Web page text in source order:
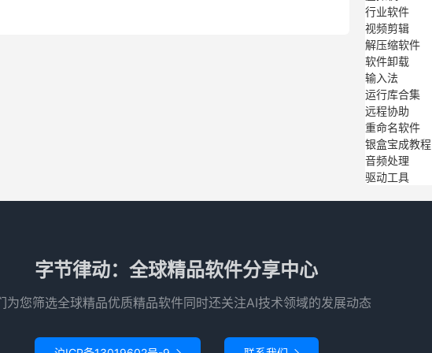
行业软件
视频剪辑
解压缩软件
软件卸载
输入法
运行库合集
远程协助
重命名软件
银盒宝成教程
音频处理
驱动工具
字节律动：全球精品软件分享中心
为您筛选全球精品优质精品软件同时还关注AI技术领域的发展动态